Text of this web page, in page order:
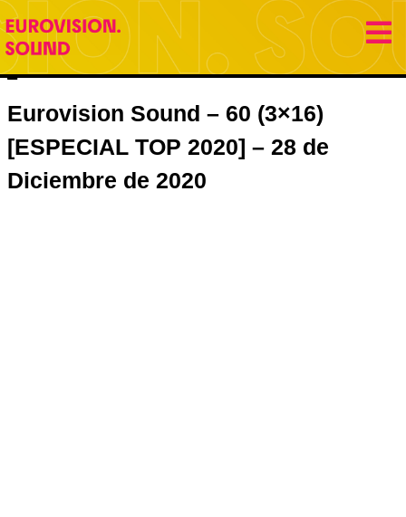
Eurovision Sound
28 diciembre 2020
Jose Gracia
Eurovision Sound – 60 (3×16)
[ESPECIAL TOP 2020] – 28 de
Diciembre de 2020